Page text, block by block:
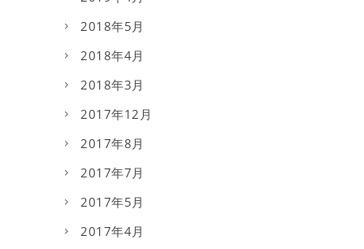
2018年5月
2018年4月
2018年3月
2017年12月
2017年8月
2017年7月
2017年5月
2017年4月